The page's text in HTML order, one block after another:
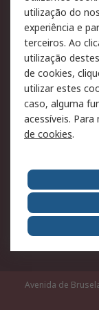
Pagamento e
faturação
Legal
Aviso legal
Política de
- Atualizada
Condições de
Sobre a RS
A RS no mundo
Sobre a RS
ESG
Avenida de
utilização do
experiência e
terceiros. Ao
utilização
de cookies,
utilizar estes
caso, alguma
acessíveis.
de cookies.